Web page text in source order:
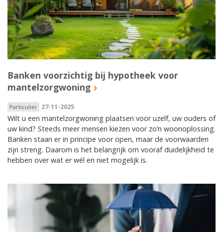
Banken voorzichtig bij hypotheek voor
mantelzorgwoning
Particulier 27-11-2025
Wilt u een mantelzorgwoning plaatsen voor uzelf, uw ouders of
uw kind? Steeds meer mensen kiezen voor zo’n woonoplossing.
Banken staan er in principe voor open, maar de voorwaarden
zijn streng. Daarom is het belangrijk om vooraf duidelijkheid te
hebben over wat er wél en niet mogelijk is.